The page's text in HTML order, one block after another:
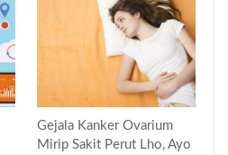
Gejala Kanker Ovarium
Mirip Sakit Perut Lho, Ayo